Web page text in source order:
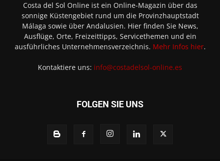
Costa del Sol Online ist ein Online-Magazin über das
sonnige Küstengebiet rund um die Provinzhauptstadt
Málaga sowie über Andalusien. Hier finden Sie News,
Ausflüge, Orte, Freizeittipps, Servicethemen und ein
ausführliches Unternehmensverzeichnis. Mehr Infos hier.
Kontaktiere uns: info@costadelsol-online.es
FOLGEN SIE UNS